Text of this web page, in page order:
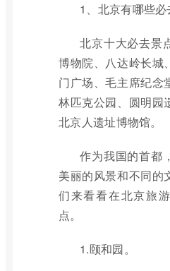
1、北京有哪些必
北京十大必去景
博物院、八达岭长城
门广场、毛主席纪念
林匹克公园、圆明园
北京人遗址博物馆。
作为我国的首都
美丽的风景和不同的
们来看看在北京旅
点。
1.颐和园。